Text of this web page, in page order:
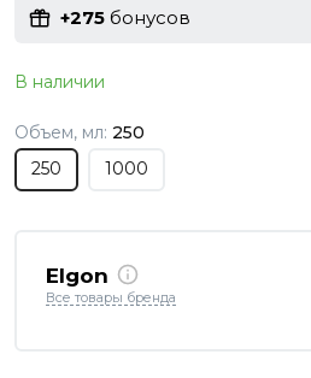
+275 бонусов
В наличии
Объем, мл: 250
250
1000
Elgon
Все товары бренда